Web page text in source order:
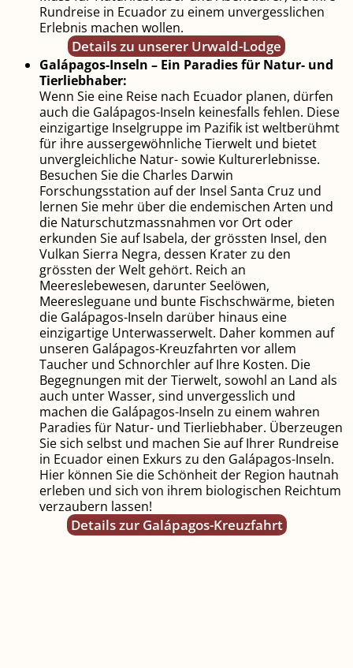
Rundreise in Ecuador zu einem unvergesslichen
Erlebnis machen wollen.
Details zu unserer Urwald-Lodge
Galápagos-Inseln – Ein Paradies für Natur- und
Tierliebhaber:
Wenn Sie eine Reise nach Ecuador planen, dürfen
auch die Galápagos-Inseln keinesfalls fehlen. Diese
einzigartige Inselgruppe im Pazifik ist weltberühmt
für ihre aussergewöhnliche Tierwelt und bietet
unvergleichliche Natur- sowie Kulturerlebnisse.
Besuchen Sie die Charles Darwin
Forschungsstation auf der Insel Santa Cruz und
lernen Sie mehr über die endemischen Arten und
die Naturschutzmassnahmen vor Ort oder
erkunden Sie auf Isabela, der grössten Insel, den
Vulkan Sierra Negra, dessen Krater zu den
grössten der Welt gehört. Reich an
Meereslebewesen, darunter Seelöwen,
Meeresleguane und bunte Fischschwärme, bieten
die Galápagos-Inseln darüber hinaus eine
einzigartige Unterwasserwelt. Daher kommen auf
unseren Galápagos-Kreuzfahrten vor allem
Taucher und Schnorchler auf Ihre Kosten. Die
Begegnungen mit der Tierwelt, sowohl an Land als
auch unter Wasser, sind unvergesslich und
machen die Galápagos-Inseln zu einem wahren
Paradies für Natur- und Tierliebhaber. Überzeugen
Sie sich selbst und machen Sie auf Ihrer Rundreise
in Ecuador einen Exkurs zu den Galápagos-Inseln.
Hier können Sie die Schönheit der Region hautnah
erleben und sich von ihrem biologischen Reichtum
verzaubern lassen!
Details zur Galápagos-Kreuzfahrt